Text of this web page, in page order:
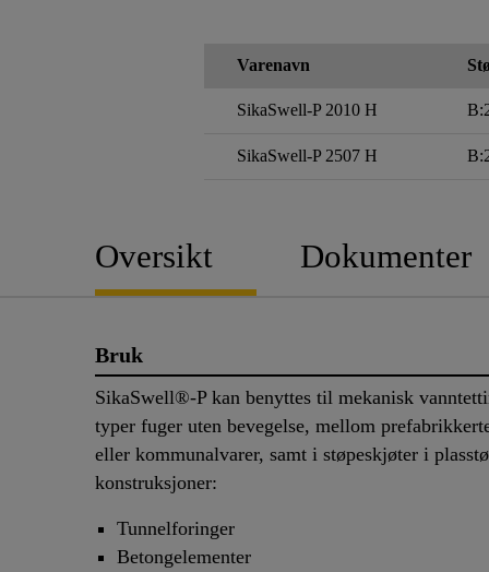
Varenavn
SikaSwell-P 2010 H
SikaSwell-P 2507 H
Oversikt Dokumenter
Bruk
SikaSwell®-P kan benyttes til mekanisk
typer fuger uten bevegelse, mellom
eller kommunalvarer, samt i støpeskjøter i
konstruksjoner:
Tunnelforinger
Betongelementer